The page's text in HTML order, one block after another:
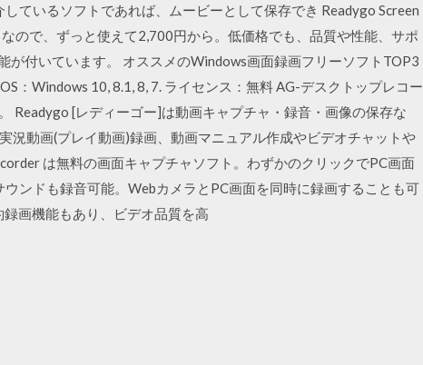
ているソフトであれば、ムービーとして保存でき Readygo Screen
ので、ずっと使えて2,700円から。低価格でも、品質や性能、サポ
付いています。 オススメのWindows画面録画フリーソフトTOP3
Windows 10, 8.1, 8, 7. ライセンス：無料 AG-デスクトップレコー
Readygo [レディーゴー]は動画キャプチャ・録音・画像の保存な
況動画(プレイ動画)録画、動画マニュアル作成やビデオチャットや
は無料の画面キャプチャソフト。わずかのクリックでPC画面
ンドも録音可能。WebカメラとPC画面を同時に録画することも可
画機能もあり、ビデオ品質を高